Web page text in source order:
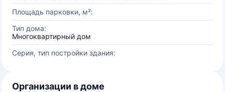
Площадь парковки, м²:
Тип дома:
Многоквартирный дом
Серия, тип постройки здания:
Организации в доме